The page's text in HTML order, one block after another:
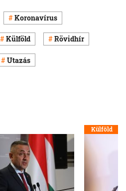
Koronavírus
Külföld Rövidhír
Utazás
Külföld